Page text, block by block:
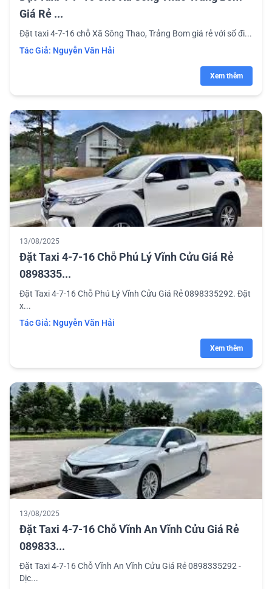
Giá Rẻ ...
Đặt taxi 4-7-16 chỗ Xã Sông Thao, Trảng Bom giá rẻ với số đi...
Tác Giả: Nguyễn Văn Hải
Xem thêm
13/08/2025
Đặt Taxi 4-7-16 Chỗ Phú Lý Vĩnh Cửu Giá Rẻ
0898335...
Đặt Taxi 4-7-16 Chỗ Phú Lý Vĩnh Cửu Giá Rẻ 0898335292. Đặt
x...
Tác Giả: Nguyễn Văn Hải
Xem thêm
13/08/2025
Đặt Taxi 4-7-16 Chỗ Vĩnh An Vĩnh Cửu Giá Rẻ
089833...
Đặt Taxi 4-7-16 Chỗ Vĩnh An Vĩnh Cửu Giá Rẻ 0898335292 -
Dịc...